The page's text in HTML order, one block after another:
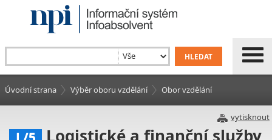
Úvodní strana Výběr oboru vzdělání Obor vzdělání
vytisknout